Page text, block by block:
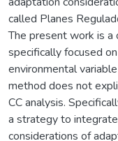
called Planes
The present work is a
specifically focused
environmental
method does not
CC analysis.
a strategy to integrate
considerations of